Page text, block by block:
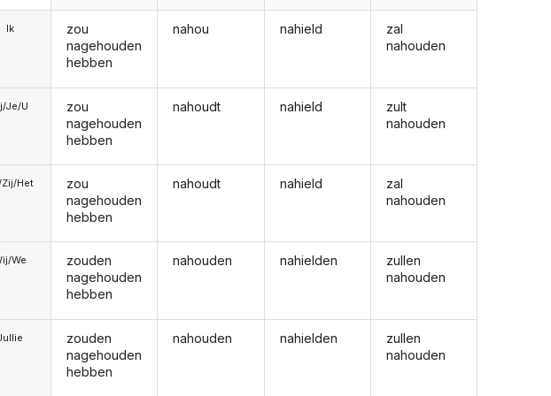
Ik
Je/U
Zij/Het
We
zou
nagehouden
hebben
zou
nagehouden
hebben
zou
nagehouden
hebben
zouden
nagehouden
hebben
zouden
nagehouden
hebben
nahou
nahoudt
nahoudt
nahouden
nahouden
nahield
nahield
nahield
nahielden
nahielden
zal
nahouden
zult
nahouden
zal
nahouden
zullen
nahouden
zullen
nahouden